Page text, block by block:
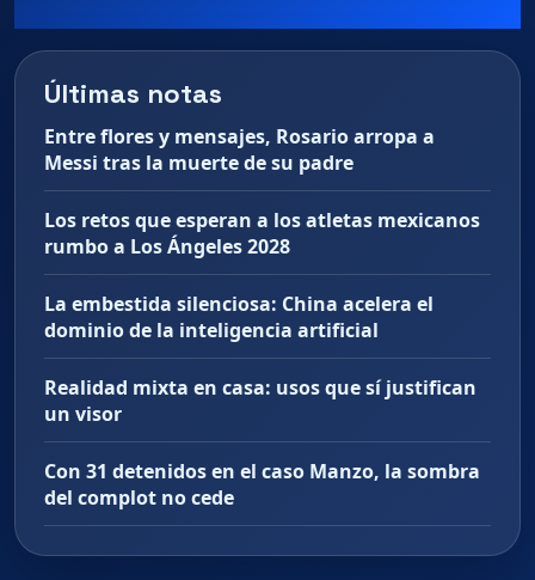
Últimas notas
Entre flores y mensajes, Rosario arropa a
Messi tras la muerte de su padre
Los retos que esperan a los atletas mexicanos
rumbo a Los Ángeles 2028
La embestida silenciosa: China acelera el
dominio de la inteligencia artificial
Realidad mixta en casa: usos que sí justifican
un visor
Con 31 detenidos en el caso Manzo, la sombra
del complot no cede